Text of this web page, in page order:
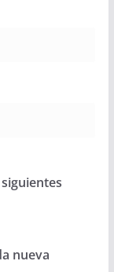
nueva